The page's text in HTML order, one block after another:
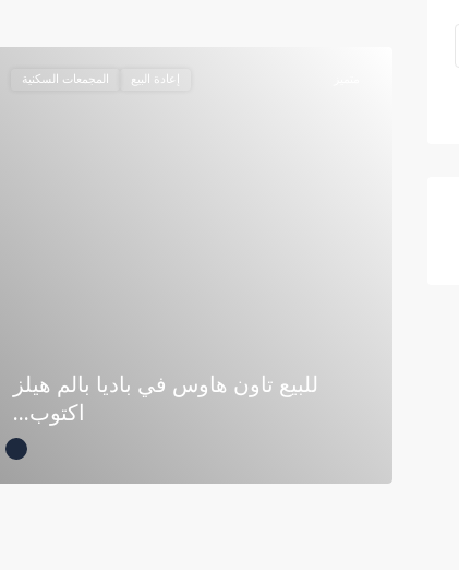
إعادة البيع المجمعات السكنية
للبيع تاون هاوس في باديا بالم هيلز
اكتوب...